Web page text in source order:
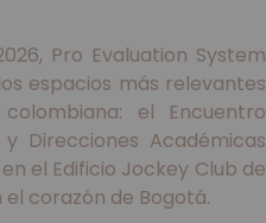
Pro Evaluation System
espacios más relevantes
el Encuentro
Direcciones Académicas
el Edificio Jockey Club de
el corazón de Bogotá.